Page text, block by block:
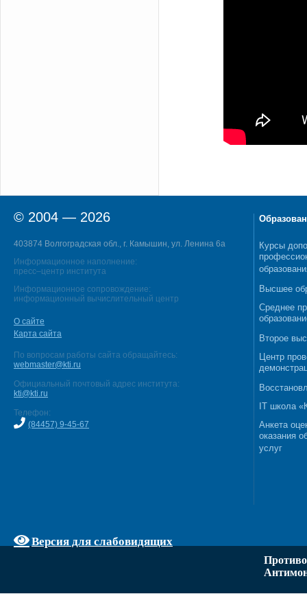
© 2004 — 2026
403874 Волгоградская обл., г. Камышин, ул. Ленина 6а
Информационное наполнение:
пресс–центр института
Информационное сопровождение:
информационный вычислительный центр
О сайте
Карта сайта
По вопросам работы сайта обращайтесь:
webmaster@kti.ru
Официальный почтовый адрес института:
kti@kti.ru
Телефон:
(84457) 9-45-67
Версия для слабовидящих
Курсы
Высшее
Среднее
Второе
Центр
IT школа
Анкета
оказания
услуг